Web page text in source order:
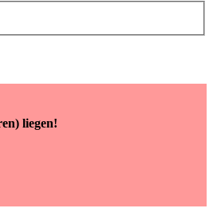
liegen!